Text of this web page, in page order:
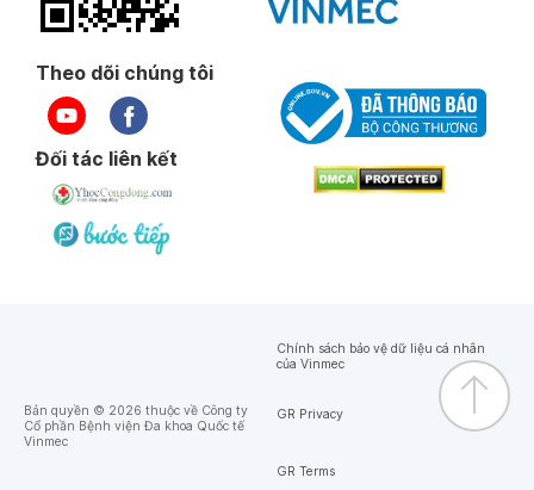
Theo dõi chúng tôi
Đối tác liên kết
Bản quyền © 2026 thuộc về Công ty
Cổ phần Bệnh viện Đa khoa Quốc tế
Vinmec
Chính sách bảo vệ dữ liệu cá nhân
của Vinmec
GR Privacy
GR Terms